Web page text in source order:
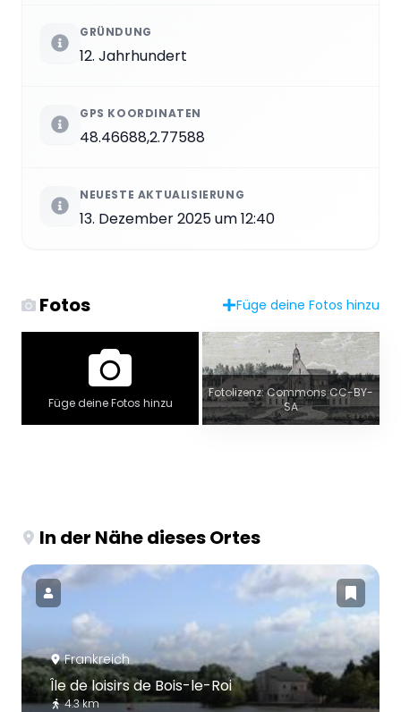
GRÜNDUNG
12. Jahrhundert
GPS KOORDINATEN
48.46688,2.77588
NEUESTE AKTUALISIERUNG
13. Dezember 2025 um 12:40
Fotos Füge deine Fotos hinzu
Füge deine Fotos hinzu
Fotolizenz: Commons CC-BY-
SA
In der Nähe dieses Ortes
Frankreich
Île de loisirs de Bois-le-Roi
4.3 km